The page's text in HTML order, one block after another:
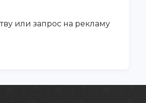
или запрос на рекламу